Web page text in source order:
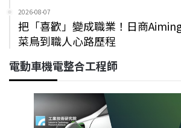
2026-08-07
把「喜歡」變成職業！日商
菜鳥到職人心路歷程
電動車機電整合工程師